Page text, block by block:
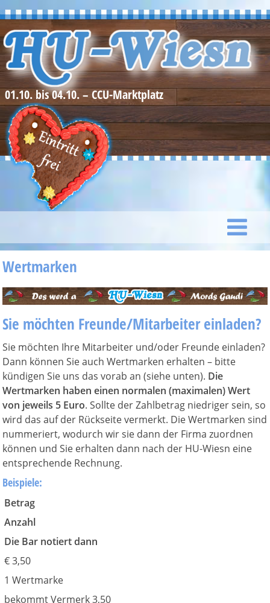
01.10. bis 04.10. – CCU-Marktplatz
Wertmarken
Sie möchten Freunde/Mitarbeiter einladen?
Sie möchten Ihre Mitarbeiter und/oder Freunde einladen?
Dann können Sie auch Wertmarken erhalten – bitte
kündigen Sie uns das vorab an (siehe unten). Die
Wertmarken haben einen normalen (maximalen) Wert
von jeweils 5 Euro. Sollte der Zahlbetrag niedriger sein, so
wird das auf der Rückseite vermerkt. Die Wertmarken sind
nummeriert, wodurch wir sie dann der Firma zuordnen
können und Sie erhalten dann nach der HU-Wiesn eine
entsprechende Rechnung.
Beispiele:
Betrag
Anzahl
Die Bar notiert dann
€ 3,50
1 Wertmarke
bekommt Vermerk 3,50